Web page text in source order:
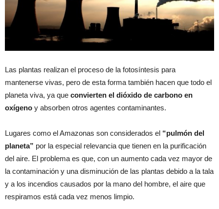
Las plantas realizan el proceso de la fotosíntesis para
mantenerse vivas, pero de esta forma también hacen que todo el
planeta viva, ya que convierten el dióxido de carbono en
oxígeno y absorben otros agentes contaminantes.
Lugares como el Amazonas son considerados el “pulmón del
planeta” por la especial relevancia que tienen en la purificación
del aire. El problema es que, con un aumento cada vez mayor de
la contaminación y una disminución de las plantas debido a la tala
y a los incendios causados por la mano del hombre, el aire que
respiramos está cada vez menos limpio.